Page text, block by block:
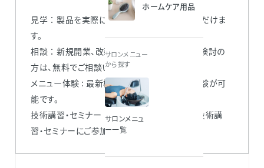
ホームケア用品
サロンメニュー
から探す
サロンメニュ
ー一覧
見学 ： 製品を実際に見て・触って比較検討いただけま
す。
相談 ： 新規開業、改装や移転、支店の出店をご検討の
方は、無料でご相談いただけます。
メニュー体験 : 最新機器やサロンメニューの体験が可
能です。
技術講習・セミナー ： 各化粧品ブランドによる技術講
習・セミナーにご参加いただけます。